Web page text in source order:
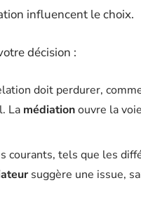
influencent le choix.
décision :
doit perdurer,
La médiationouvre la
courants, tels que les
suggère une issue,